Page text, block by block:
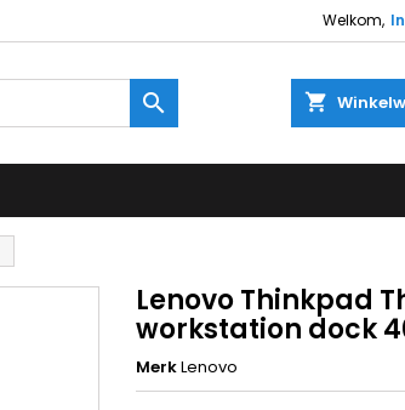
Welkom,
shopping_cart

Lenovo Thinkpad
workstation dock
MerkLenovo